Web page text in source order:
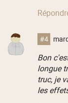
#4
Bon
longue
truc, je
les